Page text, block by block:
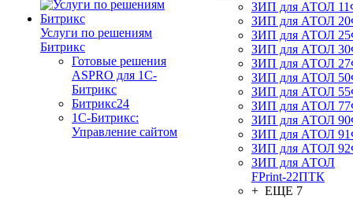
Услуги по решениям
Битрикс
Готовые решения
ASPRO для 1С-
Битрикс
Битрикс24
1С-Битрикс:
Управление сайтом
ЗИП для АТОЛ
ЗИП для АТОЛ
ЗИП для АТОЛ
ЗИП для АТОЛ
ЗИП для АТОЛ
ЗИП для АТОЛ
ЗИП для АТОЛ
ЗИП для АТОЛ
ЗИП для АТОЛ
ЗИП для АТОЛ
ЗИП для АТОЛ
ЗИП для АТОЛ
FPrint-22ПТК
+ ЕЩЕ 7